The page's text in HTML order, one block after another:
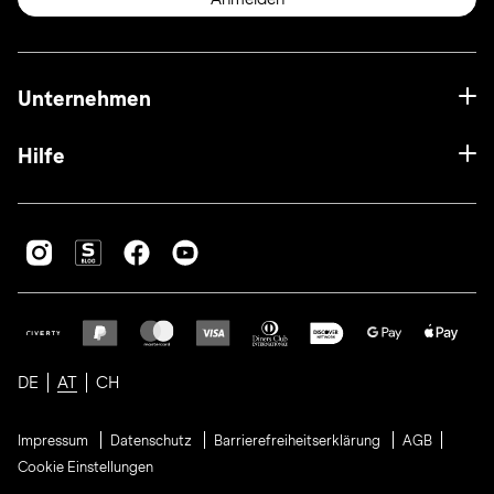
Unternehmen
Hilfe
DE AT CH
Impressum Datenschutz Barrierefreiheitserklärung
AGB
Cookie Einstellungen